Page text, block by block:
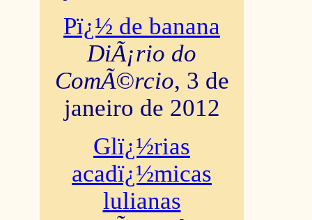
Pï¿½ de banana
DiÃ¡rio do
ComÃ©rcio, 3 de
janeiro de 2012
Glï¿½rias
acadï¿½micas
lulianas